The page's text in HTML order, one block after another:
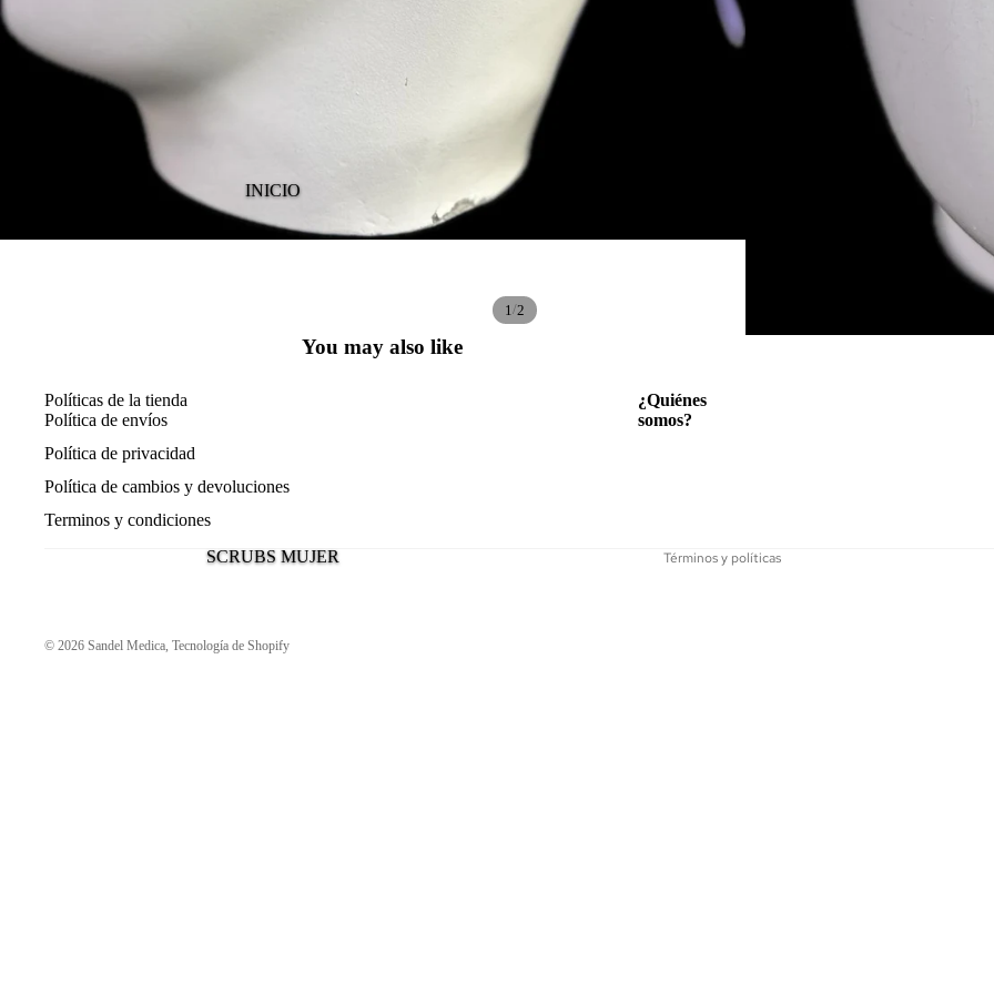
INICIO
SCRUBS MUJER
1/2
You may also like
Políticas de la tienda
Política de envíos
Política de privacidad
Política de cambios y devoluciones
Terminos y condiciones
¿Quiénes
somos?
© 2026 Sandel Medica, Tecnología de Shopify
Términos y políticas
Política de reembolso
Política de privacidad